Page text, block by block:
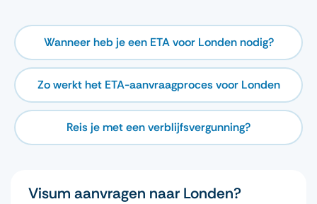
Wanneer heb je een ETA voor Londen nodig?
Zo werkt het ETA-aanvraagproces voor Londen
Reis je met een verblijfsvergunning?
Visum aanvragen naar Londen?